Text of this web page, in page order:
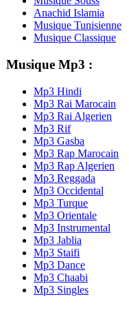
Anachid Islamia
Musique Tunisienne
Musique Classique
Musique Mp3 :
Mp3 Hindi
Mp3 Rai Marocain
Mp3 Rai Algerien
Mp3 Rif
Mp3 Gasba
Mp3 Rap Marocain
Mp3 Rap Algerien
Mp3 Reggada
Mp3 Occidental
Mp3 Turque
Mp3 Orientale
Mp3 Instrumental
Mp3 Jablia
Mp3 Staifi
Mp3 Dance
Mp3 Chaabi
Mp3 Singles